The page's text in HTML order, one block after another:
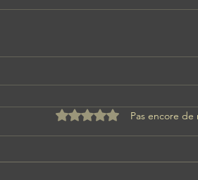
Noté 0 étoile sur 5.Pas encore de